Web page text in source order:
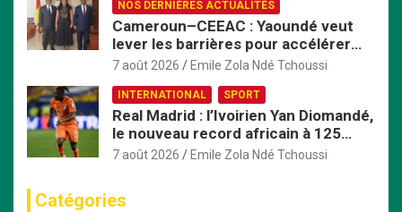
NOS DERNIÈRES ACTUALITÉS
Cameroun–CEEAC : Yaoundé veut
lever les barrières pour accélérer
l’intégration économique
7 août 2026 Emile Zola Ndé Tchoussi
INTERNATIONAL SPORT
Real Madrid : l’Ivoirien Yan Diomandé,
le nouveau record africain à 125
millions d’euros
7 août 2026 Emile Zola Ndé Tchoussi
Catégories